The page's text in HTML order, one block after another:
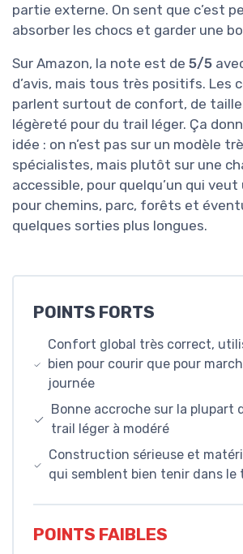
partie externe. On sent que c’est
absorber les chocs et garder une
Sur Amazon, la note est de 5/5
d’avis, mais tous très positifs. Les
parlent surtout de confort, de
légèreté pour du trail léger. Ça
idée : on n’est pas sur un modèle
spécialistes, mais plutôt sur une
accessible, pour quelqu’un qui
pour chemins, parc, forêts et
quelques sorties plus longues.
POINTS FORTS
Confort global très correct,
bien pour courir que pour
journée
Bonne accroche sur la plupart
trail léger à modéré
Construction sérieuse et
qui semblent bien tenir dans le
POINTS FAIBLES